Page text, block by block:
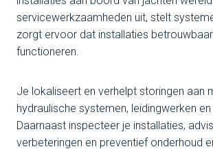
servicewerkzaamheden uit, stelt
zorgt ervoor dat installaties
functioneren.
Je lokaliseert en verhelpt storingen aan
hydraulische systemen, leidingwerken
Daarnaast inspecteer je installaties,
verbeteringen en preventief onderhoud